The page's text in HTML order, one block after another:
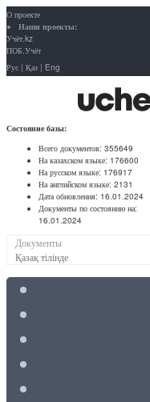
О проекте
Наши проекты:
Учёт.kz
ПОБ.Учёт
Рус | Қаз | Eng
Состояние базы:
Всего документов: 355649
На казахском языке: 176600
На русском языке: 176917
На английском языке: 2131
Дата обновления: 16.01.2024
Документы по состоянию на:
16.01.2024
Документы
Қазақ тілінде